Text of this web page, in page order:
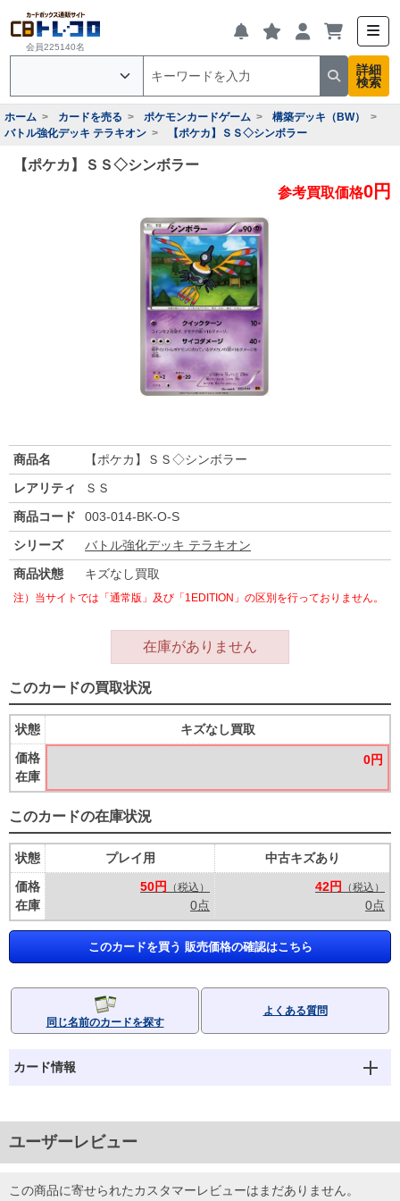
会員225140名
詳細
検索
ホーム カードを売る ポケモンカードゲーム
構築デッキ（BW）
バトル強化デッキ テラキオン
【ポケカ】ＳＳ◇シンボラー
【ポケカ】ＳＳ◇シンボラー
参考買取価格0円
商品名
【ポケカ】ＳＳ◇シンボラー
レアリティ
ＳＳ
商品コード
003-014-BK-O-S
シリーズ
バトル強化デッキ テラキオン
商品状態
キズなし買取
注）当サイトでは「通常版」及び「1EDITION」の区別を行っておりません。
在庫がありません
このカードの買取状況
状態
価格
在庫
キズなし買取
0円
このカードの在庫状況
状態
価格
在庫
プレイ用
50円
（税込）
0点
中古キズあり
42円
（税込）
0点
このカードを買う 販売価格の確認はこちら
同じ名前のカードを探す
よくある質問
カード情報
ユーザーレビュー
この商品に寄せられたカスタマーレビューはまだありません。